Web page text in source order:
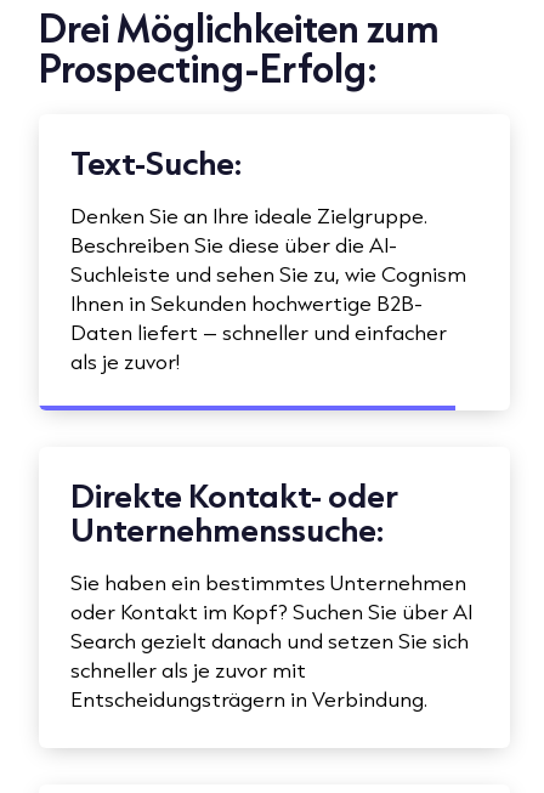
Drei Möglichkeiten zum
Prospecting-Erfolg:
Text-Suche:
Denken Sie an Ihre ideale Zielgruppe.
Beschreiben Sie diese über die AI-
Suchleiste und sehen Sie zu, wie Cognism
Ihnen in Sekunden hochwertige B2B-
Daten liefert – schneller und einfacher
als je zuvor!
Direkte Kontakt- oder
Unternehmenssuche:
Sie haben ein bestimmtes Unternehmen
oder Kontakt im Kopf? Suchen Sie über AI
Search gezielt danach und setzen Sie sich
schneller als je zuvor mit
Entscheidungsträgern in Verbindung.